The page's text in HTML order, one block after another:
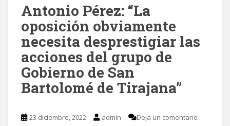
Antonio Pérez: “La
oposición obviamente
necesita desprestigiar las
acciones del grupo de
Gobierno de San
Bartolomé de Tirajana”
23 diciembre, 2022 admin Deja un comentario